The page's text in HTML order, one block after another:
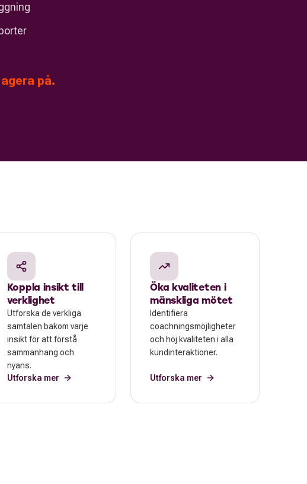
på.
Koppla insikt till
verklighet
Utforska de verkliga
samtalen bakom varje
insikt för att förstå
sammanhang och
nyans.
Utforska mer
Öka kvaliteten i
mänskliga mötet
Identifiera
coachningsmöjligheter
och höj kvaliteten i alla
kundinteraktioner.
Utforska mer